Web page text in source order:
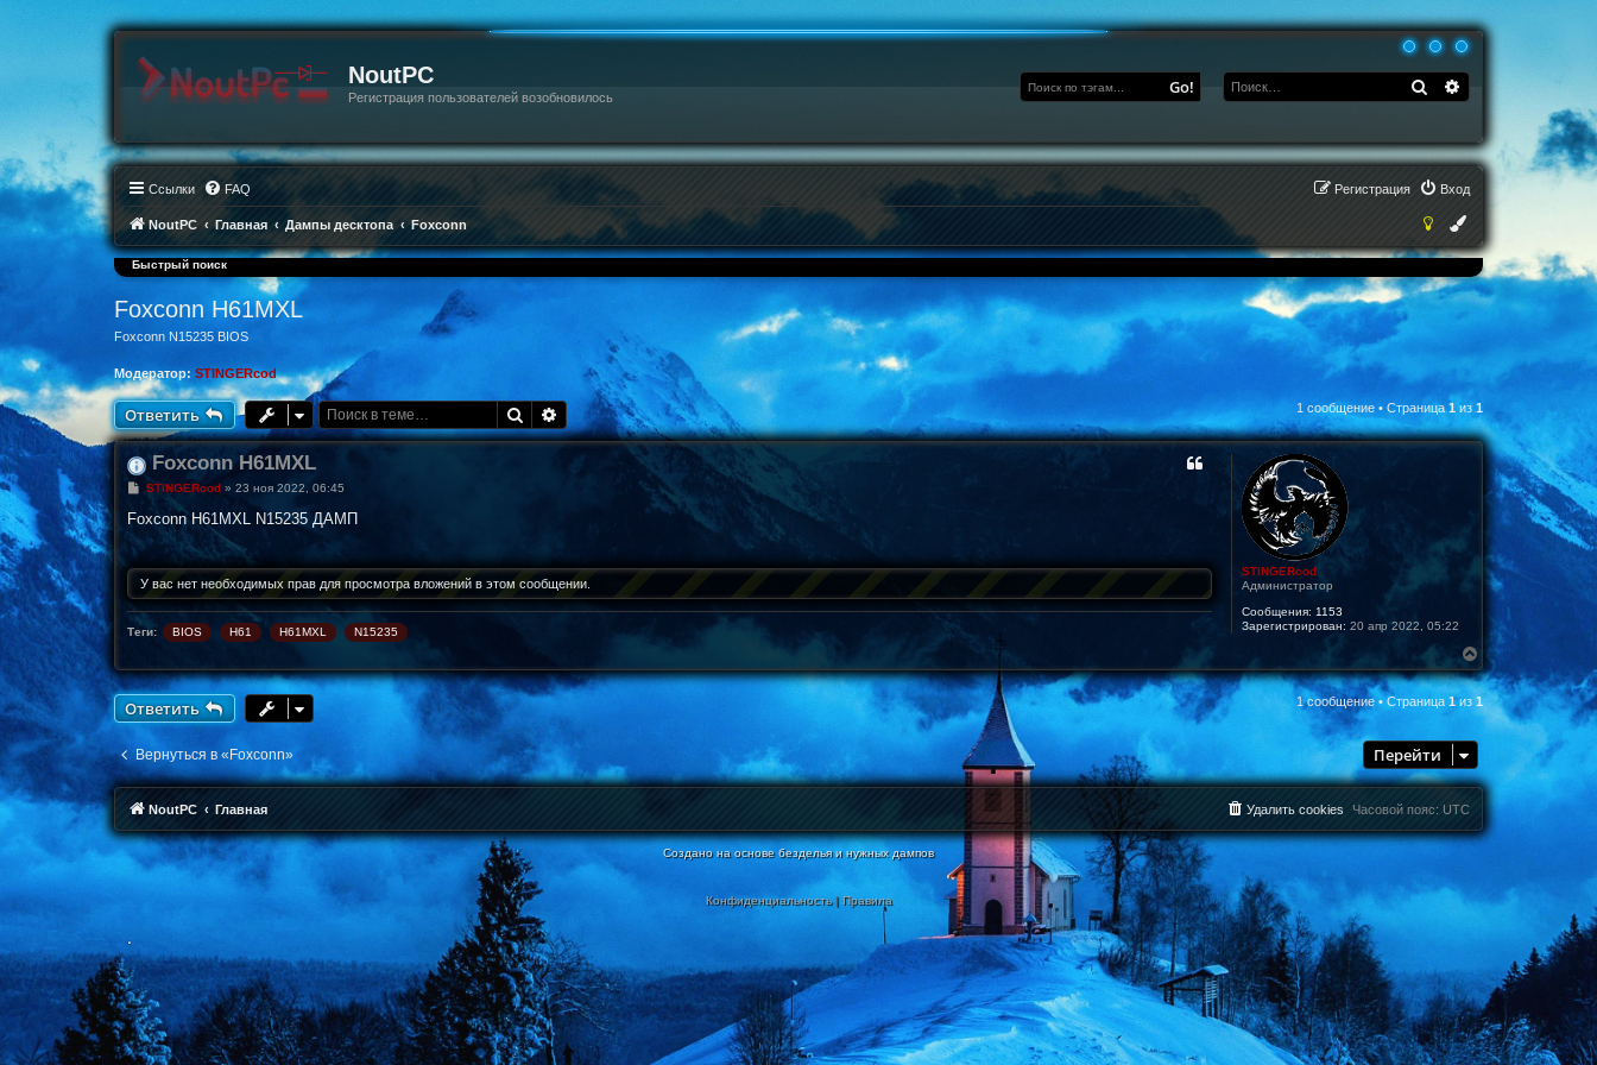
NoutPC
Регистрация пользователей возобновилось
Поиск Расширенный
Go!
Ссылки FAQ Вход
Регистрация
NoutPC Главная Дампы десктопа Foxconn
Быстрый поиск
Foxconn H61MXL
Foxconn N15235 BIOS
Модератор: STINGERcod
Ответить Поиск Расширенный поиск 1 сообщение • Страница1 из 1
STINGERcod
Администратор
Сообщения: 1153
Зарегистрирован: 20 апр 2022, 05:22
Foxconn H61MXL
С
о
о
щ
н
и
е
STINGERcod» 23 ноя 2022, 06:45
Foxconn H61MXL N15235 ДАМП
У вас нет необходимых прав для просмотра вложений в этом сообщении.
Теги: BIOS H61 H61MXL N15235
е
р
н
у
я
а
у
Ответить 1 сообщение • Страница 1из 1
Вернуться в «Foxconn» Перейти
NoutPC Главная Часовой пояс: UTC
Удалить cookies
Создано на основе безделья и нужных дампов
Конфиденциальность| Правила